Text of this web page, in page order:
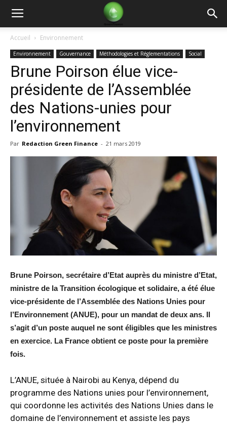
Green
Finance
Accueil Environnement
Environnement Gouvernance Méthodologies et Réglementations Social
Brune Poirson élue vice-
présidente de l’Assemblée
des Nations-unies pour
l’environnement
Par Redaction Green Finance - 21 mars 2019
Brune Poirson, secrétaire d’Etat auprès du ministre d’Etat,
ministre de la Transition écologique et solidaire, a été élue
vice-présidente de l’Assemblée des Nations Unies pour
l’Environnement (ANUE), pour un mandat de deux ans. Il
s’agit d’un poste auquel ne sont éligibles que les ministres
en exercice. La France obtient ce poste pour la première
fois.
L’ANUE, située à Nairobi au Kenya, dépend du
programme des Nations unies pour l’environnement,
qui coordonne les activités des Nations Unies dans le
domaine de l’environnement et assiste les pays